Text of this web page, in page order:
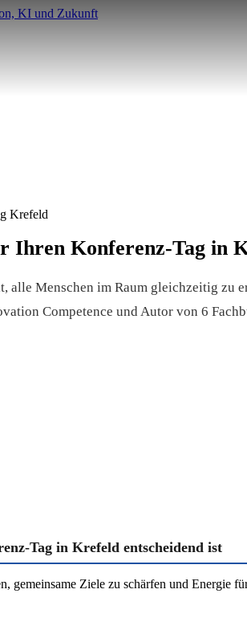
Ihren Konferenz-Tag in
alle Menschen im Raum gleichzeitig
Competence und Autor von 6
Tag in Krefeld entscheidend ist
gemeinsame Ziele zu schärfen und Energie